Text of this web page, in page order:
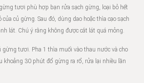
tươi phù hợp bạn rửa sạch gừng, loại bỏ hết
củ gừng. Sau đó, dùng dao hoặc thìa cạo sạch
lát. Chú ý rằng không được cắt lát quá mỏng.
gừng tươi. Pha 1 thìa muối vào thau nước và cho
khoảng 30 phút đổ gừng ra rổ, rửa lại nhiều lần